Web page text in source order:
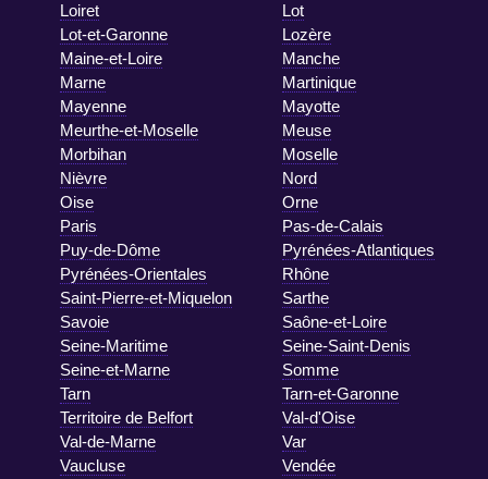
Loiret
Lot
Lot-et-Garonne
Lozère
Maine-et-Loire
Manche
Marne
Martinique
Mayenne
Mayotte
Meurthe-et-Moselle
Meuse
Morbihan
Moselle
Nièvre
Nord
Oise
Orne
Paris
Pas-de-Calais
Puy-de-Dôme
Pyrénées-Atlantiques
Pyrénées-Orientales
Rhône
Saint-Pierre-et-Miquelon
Sarthe
Savoie
Saône-et-Loire
Seine-Maritime
Seine-Saint-Denis
Seine-et-Marne
Somme
Tarn
Tarn-et-Garonne
Territoire de Belfort
Val-d'Oise
Val-de-Marne
Var
Vaucluse
Vendée